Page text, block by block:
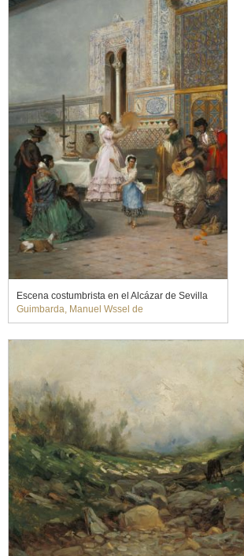
Escena costumbrista en el Alcázar de Sevilla
Guimbarda, Manuel Wssel de